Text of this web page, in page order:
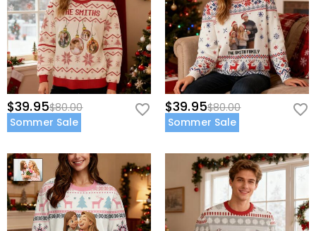
$39.95$80.00
Sommer Sale
$39.95$80.00
Sommer Sale